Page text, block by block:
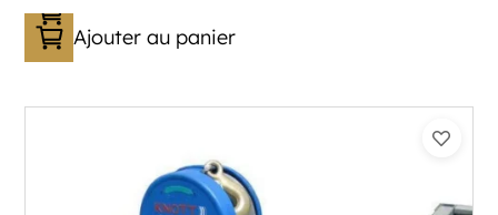
Ajouter au panier